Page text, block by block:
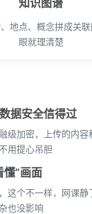
知识图谱
地点、概念拼成关
眼就理清楚
据安全信得过
级加密，上传的内
用提心吊胆
懂”画面
这个不一样，网课静
也没影响